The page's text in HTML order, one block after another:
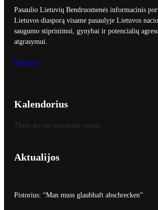
Pasaulio Lietuvių Bendruomenės informacinis
Lietuvos diasporą visame pasaulyje Lietuvos
saugumo stiprinimui, gynybai ir potencialių
atgrasymui.
Daugiau
Kalendorius
There are no upcoming events.
Aktualijos
Pistorius: “Man muss glaubhaft abschrecken”